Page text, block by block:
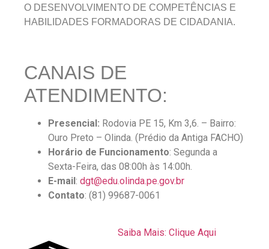
O DESENVOLVIMENTO DE COMPETÊNCIAS E
HABILIDADES FORMADORAS DE CIDADANIA.
CANAIS DE
ATENDIMENTO:
Presencial: Rodovia PE 15, Km 3,6. – Bairro:
Ouro Preto – Olinda. (Prédio da Antiga FACHO)
Horário de Funcionamento: Segunda a
Sexta-Feira, das 08:00h às 14:00h.
E-mail: dgt@edu.olinda.pe.gov.br
Contato: (81) 99687-0061
Saiba Mais: Clique Aqui